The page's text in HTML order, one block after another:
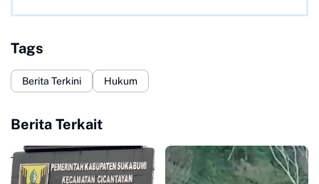
Tags
Berita Terkini Hukum
Berita Terkait